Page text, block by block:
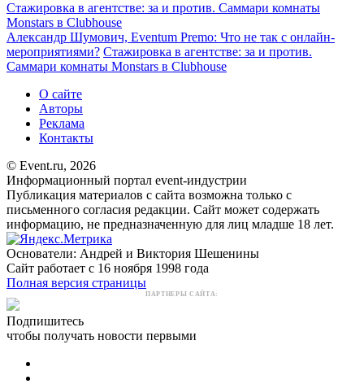
Стажировĸа в агентстве: за и против. Саммари комнаты
Monstars в Clubhouse
Александр Шумович, Eventum Premo: Что не так с онлайн-
мероприятиями? Стажировĸа в агентстве: за и против.
Саммари комнаты Monstars в Clubhouse
О сайте
Авторы
Реклама
Контакты
© Event.ru, 2026
Информационный портал event-индустрии
Публикация материалов с сайта возможна только с
письменного согласия редакции. Сайт может содержать
информацию, не предназначенную для лиц младше 18 лет.
Основатели: Андрей и Виктория Шешенины
Сайт работает с 16 ноября 1998 года
Полная версия страницы
ПАРТНЕРЫ САЙТА:
Подпишитесь
чтобы получать новости первыми